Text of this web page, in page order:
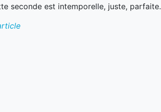
seconde est intemporelle, juste, parfaite.